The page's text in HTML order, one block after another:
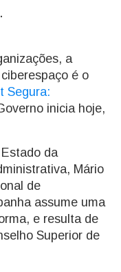
a
é o
Segura:
inicia hoje,
da
Mário
de
assume uma
e resulta de
Superior de